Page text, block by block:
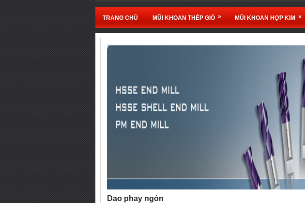
TRANG CHỦ MŨI KHOAN THÉP GIÓ » MŨI KHOAN HỢP KIM »
Dao phay ngón